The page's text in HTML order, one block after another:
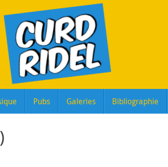
Pubs Galeries Bibliographie